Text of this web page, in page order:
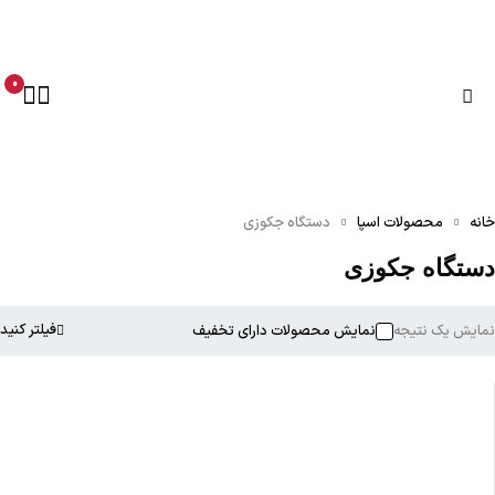
0
جکوزی
محصولات اسپا دستگاه جکوزی
فیلتر کنید یک نتیجه نمایش محصولات دارای تخفیف